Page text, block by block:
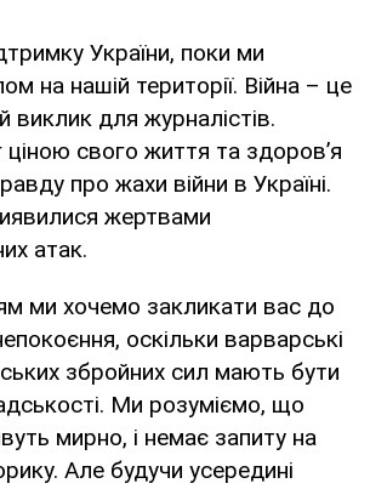
України, поки ми
на нашій території. Війна – це
для журналістів.
свого життя та здоров’я
про жахи війни в Україні.
жертвами
атак.
ми хочемо закликати вас до
оскільки варварські
збройних сил мають бути
Ми розуміємо, що
мирно, і немає запиту на
Але будучи усередині